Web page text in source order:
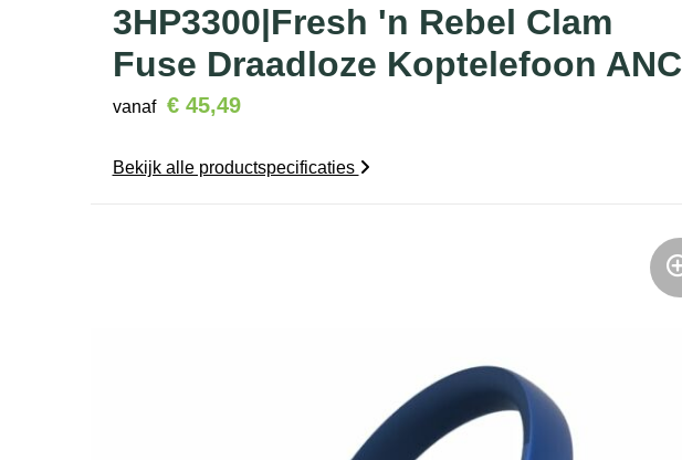
3HP3300|Fresh 'n Rebel Clam
Fuse Draadloze Koptelefoon ANC
vanaf € 45,49
Bekijk alle productspecificaties